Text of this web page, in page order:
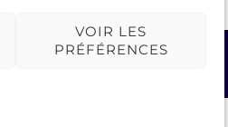
VOIR LES
PRÉFÉRENCES